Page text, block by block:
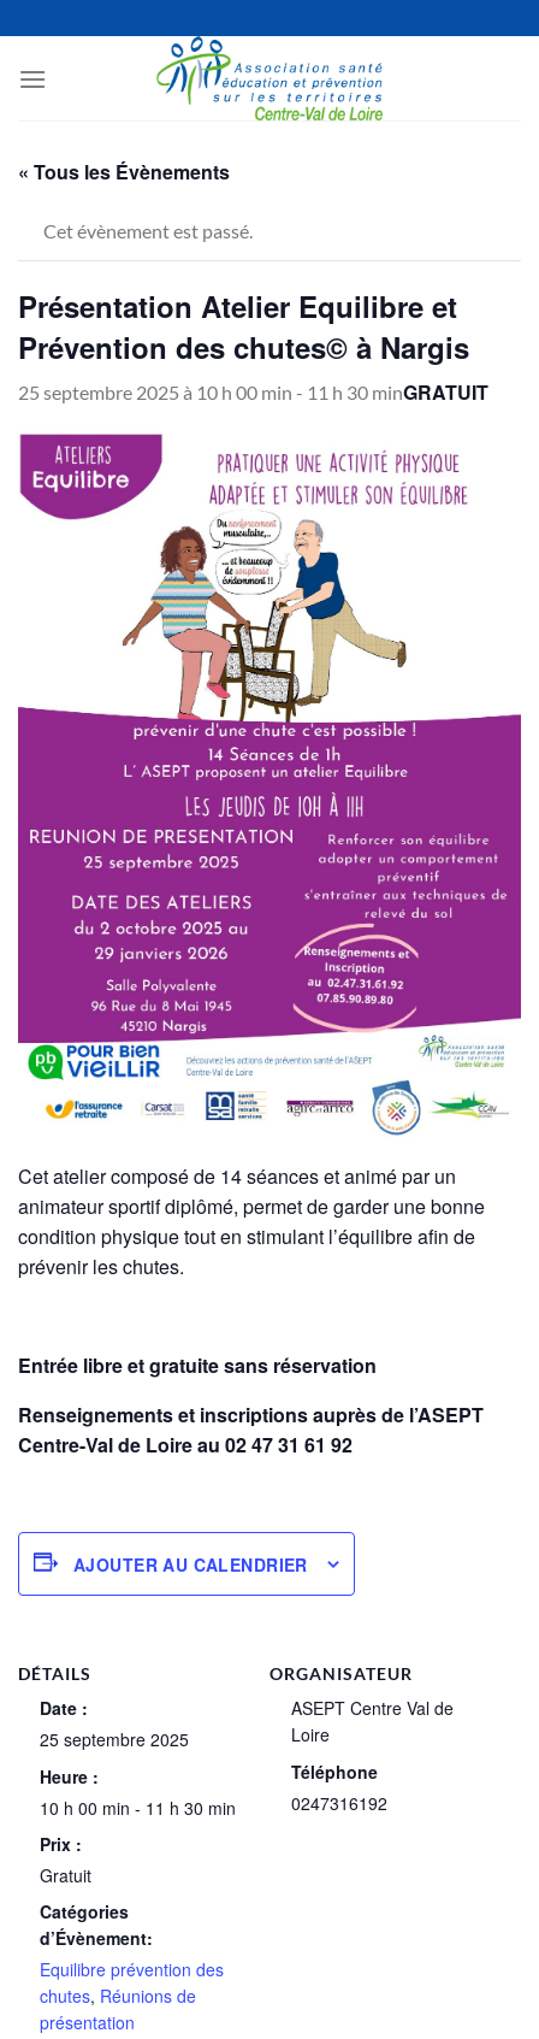
au
contenu
« Tous les Évènements
Cet évènement est passé.
Présentation Atelier Equilibre et
Prévention des chutes© à Nargis
25 septembre 2025 à 10 h 00 min - 11 h 30 minGRATUIT
Cet atelier composé de 14 séances et animé par un
animateur sportif diplômé, permet de garder une bonne
condition physique tout en stimulant l’équilibre afin de
prévenir les chutes.
Entrée libre et gratuite sans réservation
Renseignements et inscriptions auprès de l’ASEPT
Centre-Val de Loire au 02 47 31 61 92
AJOUTER AU CALENDRIER
DÉTAILS
Date :
25 septembre 2025
Heure :
10 h 00 min - 11 h 30 min
Prix :
Gratuit
Catégories
d’Évènement:
Equilibre prévention des
chutes, Réunions de
présentation
ORGANISATEUR
ASEPT Centre Val de
Loire
Téléphone
0247316192